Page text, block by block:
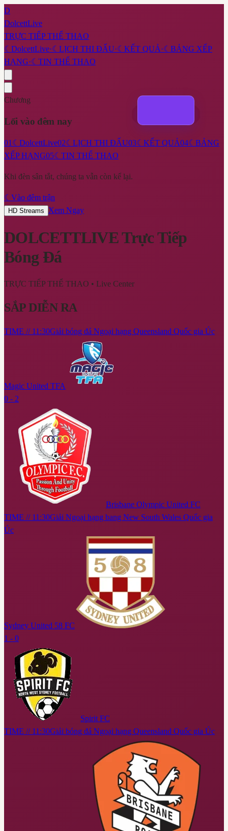
D
DolcettLive
TRỰC TIẾP THỂ THAO
☾ DolcettLive·☾ LỊCH THI ĐẤU·☾ KẾT QUẢ·☾ BẢNG XẾP
HẠNG·☾ TIN THỂ THAO
Chương
Lối vào đêm nay
01☾ DolcettLive02☾ LỊCH THI ĐẤU03☾ KẾT QUẢ04☾ BẢNG
XẾP HẠNG05☾ TIN THỂ THAO
Khi đèn sân tắt, chúng ta vẫn còn kể lại.
☾ Vào đêm trận
HD Streams Xem Ngay
DOLCETTLIVETrực Tiếp
Bóng Đá
TRỰC TIẾP THỂ THAO • Live Center
SẮP DIỄN RA
TIME // 11:30Giải bóng đá Ngoại hạng Queensland Quốc gia Úc
Magic United TFA
0 - 2
Brisbane Olympic United FC
TIME // 11:30Giải Ngoại hạng bang New South Wales Quốc gia
Úc
Sydney United 58 FC
1 - 0
Spirit FC
TIME // 11:30Giải bóng đá Ngoại hạng Queensland Quốc gia Úc